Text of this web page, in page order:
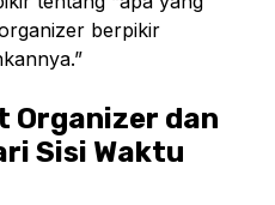
berpikir
Organizer dan
Sisi Waktu